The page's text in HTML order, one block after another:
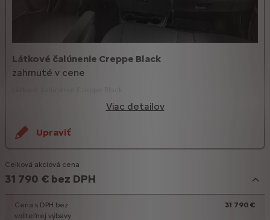
Látkové čalúnenie Creppe Black
zahrnuté v cene
Viac detailov
Upraviť
Celková akciová cena
31 790 € bez DPH
Cena s DPH bez
voliteľnej výbavy
31 790 €